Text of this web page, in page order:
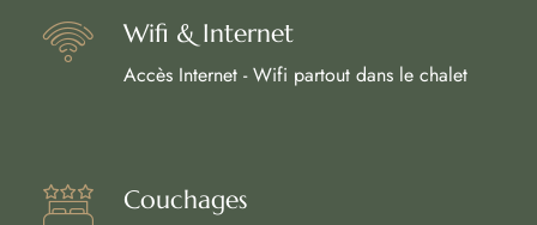
Wifi & Internet
Accès Internet - Wifi partout dans le chalet
Couchages